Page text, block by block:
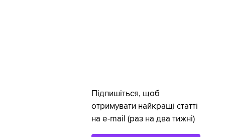
Підпишіться, щоб
отримувати найкращі статті
на e-mail (раз на два тижні)